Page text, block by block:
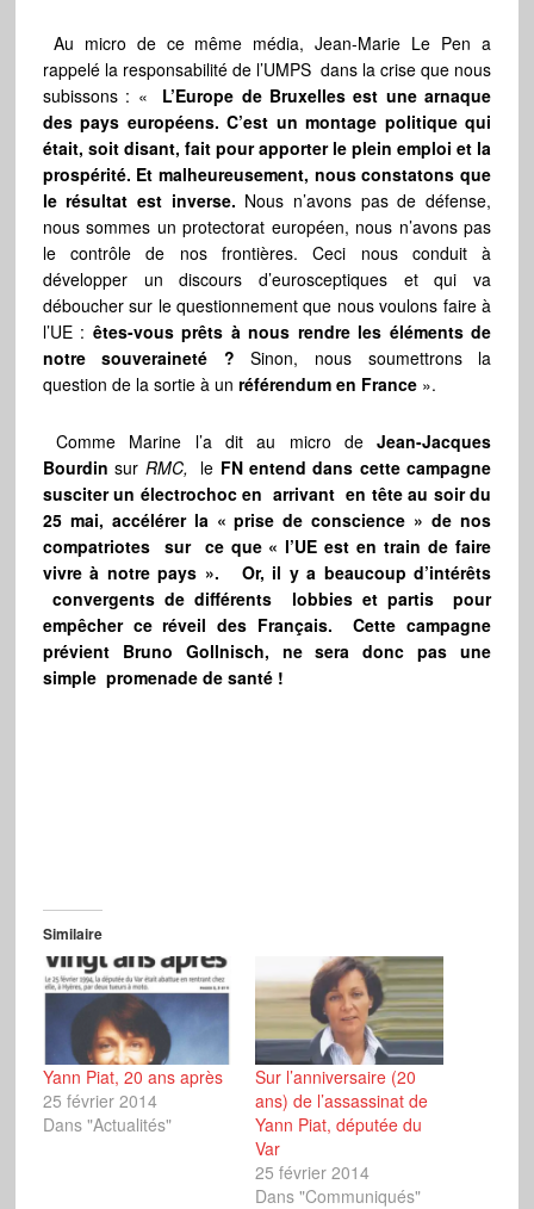
Au micro de ce même média, Jean-Marie Le Pen a
rappelé la responsabilité de l’UMPS dans la crise que nous
subissons : « L’Europe de Bruxelles est une arnaque
des pays européens. C’est un montage politique qui
était, soit disant, fait pour apporter le plein emploi et la
prospérité. Et malheureusement, nous constatons que
le résultat est inverse. Nous n’avons pas de défense,
nous sommes un protectorat européen, nous n’avons pas
le contrôle de nos frontières. Ceci nous conduit à
développer un discours d’eurosceptiques et qui va
déboucher sur le questionnement que nous voulons faire à
l’UE : êtes-vous prêts à nous rendre les éléments de
notre souveraineté ? Sinon, nous soumettrons la
question de la sortie à un référendum en France».
Comme Marine l’a dit au micro deJean-Jacques
Bourdin sur RMC, le FN entend dans cette campagne
susciter un électrochoc en arrivant en tête au soir du
25 mai, accélérer la « prise de conscience » de nos
compatriotes sur ce que « l’UE est en train de faire
vivre à notre pays ». Or, il y a beaucoup d’intérêts
convergents de différents lobbies et partis pour
empêcher ce réveil des Français. Cette campagne
prévient Bruno Gollnisch, ne sera donc pas une
simple promenade de santé !
Similaire
Yann Piat, 20 ans après
25 février 2014
Dans "Actualités"
Sur l’anniversaire (20
ans) de l’assassinat de
Yann Piat, députée du
Var
25 février 2014
Dans "Communiqués"